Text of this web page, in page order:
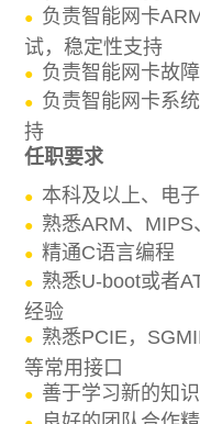
负责智能网卡
试，稳定性支持
负责智能网卡故
负责智能网卡系
持
任职要求
本科及以上、电
熟悉ARM、
精通C语言编程
熟悉U-boot或者
经验
熟悉PCIE，
等常用接口
善于学习新的知